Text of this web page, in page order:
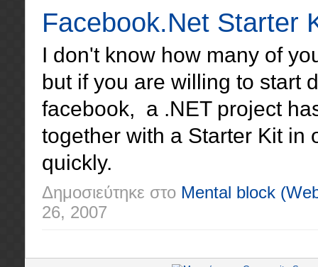
Facebook.Net Starter
I don't know how many of
but if you are willing to start
facebook, a .NET project
together with a Starter Kit in
quickly.
Δημοσιεύτηκε στο Mental block
26, 2007